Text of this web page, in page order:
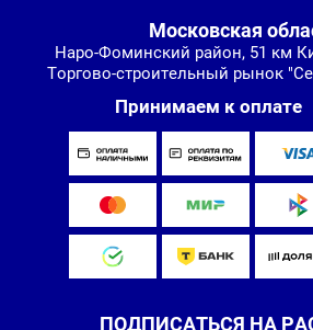
Московская
Наро-Фоминский район, 51 км
Торгово-строительный рынок
Принимаем к оплате
ПОДПИСАТЬСЯ НА